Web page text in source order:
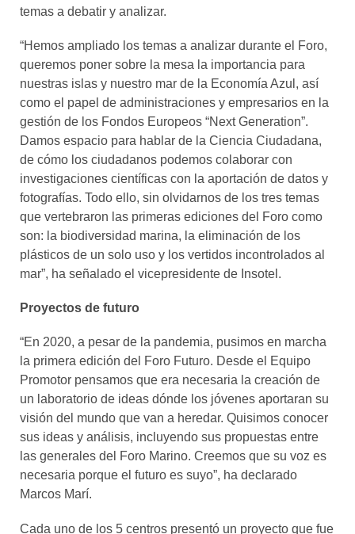
temas a debatir y analizar.
“Hemos ampliado los temas a analizar durante el Foro,
queremos poner sobre la mesa la importancia para
nuestras islas y nuestro mar de la Economía Azul, así
como el papel de administraciones y empresarios en la
gestión de los Fondos Europeos “Next Generation”.
Damos espacio para hablar de la Ciencia Ciudadana,
de cómo los ciudadanos podemos colaborar con
investigaciones científicas con la aportación de datos y
fotografías. Todo ello, sin olvidarnos de los tres temas
que vertebraron las primeras ediciones del Foro como
son: la biodiversidad marina, la eliminación de los
plásticos de un solo uso y los vertidos incontrolados al
mar”, ha señalado el vicepresidente de Insotel.
Proyectos de futuro
“En 2020, a pesar de la pandemia, pusimos en marcha
la primera edición del Foro Futuro. Desde el Equipo
Promotor pensamos que era necesaria la creación de
un laboratorio de ideas dónde los jóvenes aportaran su
visión del mundo que van a heredar. Quisimos conocer
sus ideas y análisis, incluyendo sus propuestas entre
las generales del Foro Marino. Creemos que su voz es
necesaria porque el futuro es suyo”, ha declarado
Marcos Marí.
Cada uno de los 5 centros presentó un proyecto que fue